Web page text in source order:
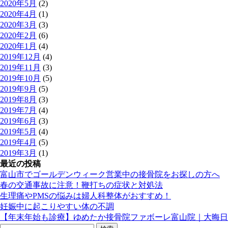
2020年5月 (2)
2020年4月 (1)
2020年3月 (3)
2020年2月 (6)
2020年1月 (4)
2019年12月 (4)
2019年11月 (3)
2019年10月 (5)
2019年9月 (5)
2019年8月 (3)
2019年7月 (4)
2019年6月 (3)
2019年5月 (4)
2019年4月 (5)
2019年3月 (1)
最近の投稿
富山市でゴールデンウィーク営業中の接骨院をお探しの方へ
春の交通事故に注意！鞭打ちの症状と対処法
生理痛やPMSの悩みは婦人科整体がおすすめ！
妊娠中に起こりやすい体の不調
【年末年始も診療】ゆめたか接骨院ファボーレ富山院｜大晦